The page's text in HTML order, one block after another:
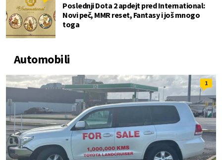
Poslednji Dota 2 apdejt pred International:
Novi peč, MMR reset, Fantasy i još mnogo
toga
Automobili
1